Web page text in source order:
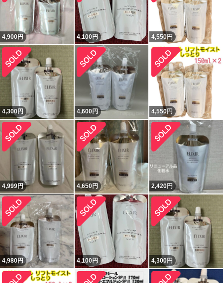
4,900円 4,100円 4,550円
4,300円 4,600円 4,550円
4,999円 4,650円 2,420円
4,980円 4,100円 4,300円